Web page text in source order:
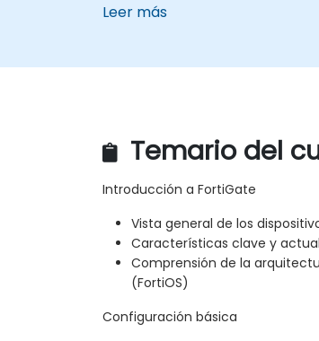
Leer más
Temario del
Introducción a FortiGate
Vista general de los
Características clave y
Comprensión de la
(FortiOS)
Configuración básica